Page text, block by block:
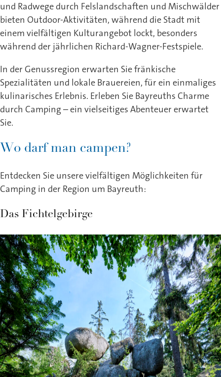
und Radwege durch Felslandschaften und Mischwälder
bieten Outdoor-Aktivitäten, während die Stadt mit
einem vielfältigen Kulturangebot lockt, besonders
während der jährlichen Richard-Wagner-Festspiele.
In der Genussregion erwarten Sie fränkische
Spezialitäten und lokale Brauereien, für ein einmaliges
kulinarisches Erlebnis. Erleben Sie Bayreuths Charme
durch Camping – ein vielseitiges Abenteuer erwartet
Sie.
Wo darf man campen?
Entdecken Sie unsere vielfältigen Möglichkeiten für
Camping in der Region um Bayreuth:
Das Fichtelgebirge